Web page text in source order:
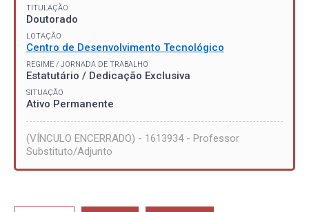
TITULAÇÃO
Doutorado
LOTAÇÃO
Centro de Desenvolvimento Tecnológico
REGIME / JORNADA DE TRABALHO
Estatutário / Dedicação Exclusiva
SITUAÇÃO
Ativo Permanente
(VÍNCULO ENCERRADO) - 1613934 - Professor
Substituto/Adjunto